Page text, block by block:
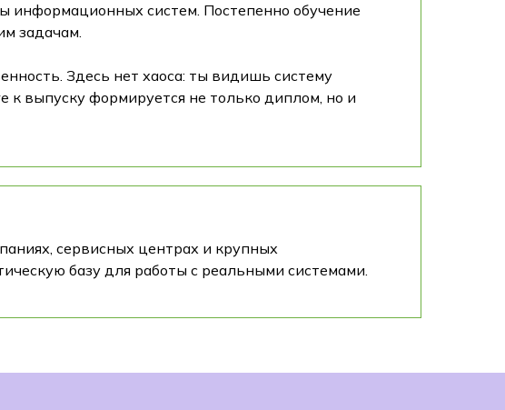
информационных систем. Постепенно обучение
задачам.
Здесь нет хаоса: ты видишь систему
к выпуску формируется не только диплом, но и
сервисных центрах и крупных
базу для работы с реальными системами.